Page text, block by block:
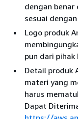
dengan benar
sesuai
Logo produk
pun dari
Detail produk
materi yang
harus
Dapat